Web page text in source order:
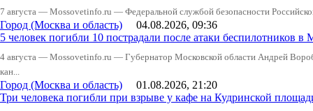
7 августа — Mossovetinfo.ru — Федеральной службой безопасности
Город (Москва и область) 04.08.2026, 09:36
5 человек погибли 10 пострадали после атаки беспилотников в
4 августа — Mossovetinfo.ru — Губернатор Московской области Андрей
кан...
Город (Москва и область) 01.08.2026, 21:20
Три человека погибли при взрыве у кафе на Кудринской